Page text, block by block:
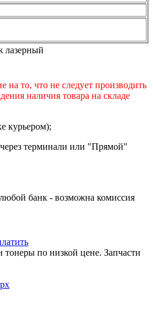
лазерный
то, что не следует производить
наличия товара на складе
курьером);
терминали или "Прямой"
банк - возможна комиссия
по низкой цене. Запчасти